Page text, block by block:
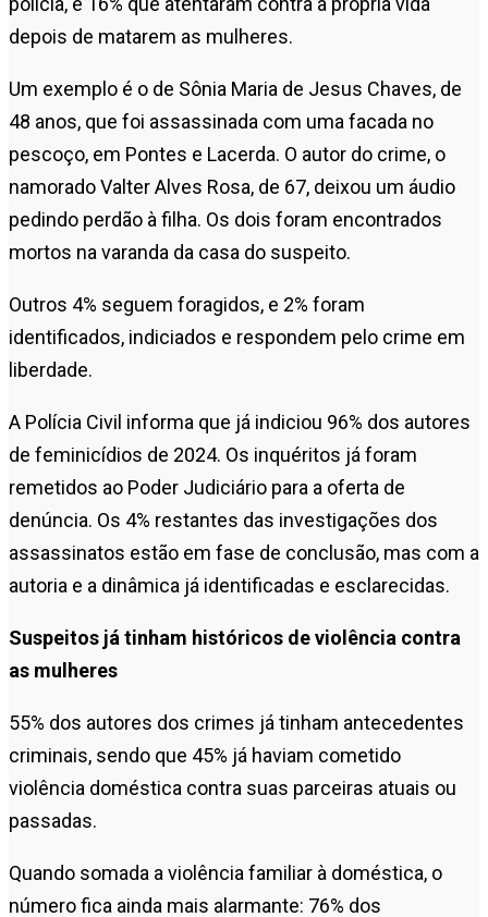
depois de matarem as mulheres.
Um exemplo é o de Sônia Maria de Jesus Chaves, de
48 anos, que foi assassinada com uma facada no
pescoço, em Pontes e Lacerda. O autor do crime, o
namorado Valter Alves Rosa, de 67, deixou um áudio
pedindo perdão à filha. Os dois foram encontrados
mortos na varanda da casa do suspeito.
Outros 4% seguem foragidos, e 2% foram
identificados, indiciados e respondem pelo crime em
liberdade.
A Polícia Civil informa que já indiciou 96% dos autores
de feminicídios de 2024. Os inquéritos já foram
remetidos ao Poder Judiciário para a oferta de
denúncia. Os 4% restantes das investigações dos
assassinatos estão em fase de conclusão, mas com a
autoria e a dinâmica já identificadas e esclarecidas.
Suspeitos já tinham históricos de violência contra
as mulheres
55% dos autores dos crimes já tinham antecedentes
criminais, sendo que 45% já haviam cometido
violência doméstica contra suas parceiras atuais ou
passadas.
Quando somada a violência familiar à doméstica, o
número fica ainda mais alarmante: 76% dos